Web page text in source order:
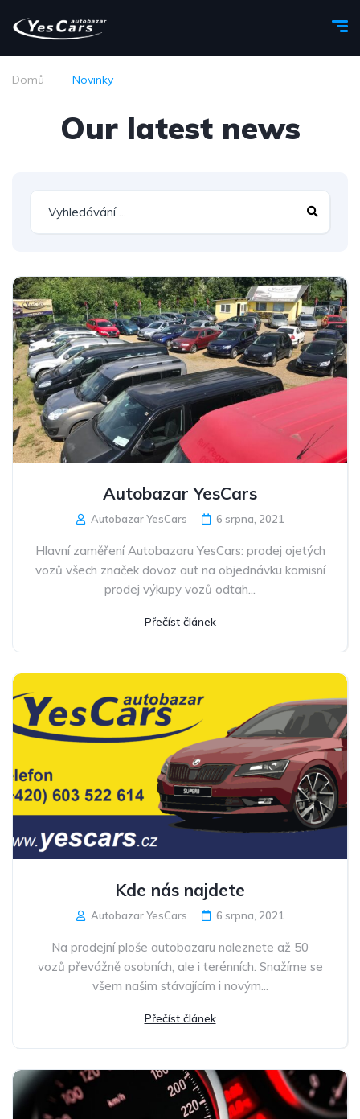
Domů Novinky
Our latest news
Autobazar YesCars
Autobazar YesCars 6 srpna, 2021
Hlavní zaměření Autobazaru YesCars: prodej ojetých
vozů všech značek dovoz aut na objednávku komisní
prodej výkupy vozů odtah...
Přečíst článek
Kde nás najdete
Autobazar YesCars 6 srpna, 2021
Na prodejní ploše autobazaru naleznete až 50
vozů převážně osobních, ale i terénních. Snažíme se
všem našim stávajícím i novým...
Přečíst článek